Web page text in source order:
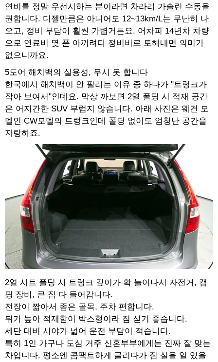
연비를 정말 우선시하는 분이라면 차라리 가솔린 수동을
권합니다. 디젤만큼은 아니어도 12~13km/L는 무난히 나
오고, 정비 부담이 훨씬 가볍거든요. 어차피 14년차 차량
으로 연료비 몇 푼 아끼려다 정비비로 토해내면 의미가
없으니까요.
5도어 해치백의 실용성, 무시 못 합니다
한국에서 해치백이 안 팔리는 이유 중 하나가 "트렁크가
작아 보여서"인데요. 막상 까보면 2열 폴딩 시 적재 공간
은 어지간한 SUV 부럽지 않습니다. 아래 사진은 웨건 모
델인 CW모델의 트렁크인데 폴딩 없이도 엄청난 공간을
자랑하죠.
2열 시트 폴딩 시 트렁크 깊이가 확 늘어나서 자전거, 캠
핑 장비, 큰 짐 다 들어갑니다.
전장이 짧아서 좁은 골목, 주차 편합니다.
뒤가 높아 적재함이 박스형이라 짐 싣기 좋습니다.
세단 대비 시야가 넓어 운전 부담이 적습니다.
특히 1인 가구나 도심 거주 신혼부부에게는 진짜 잘 맞는
차입니다. 평소엔 콤팩트하게 굴리다가 짐 실을 일 있을